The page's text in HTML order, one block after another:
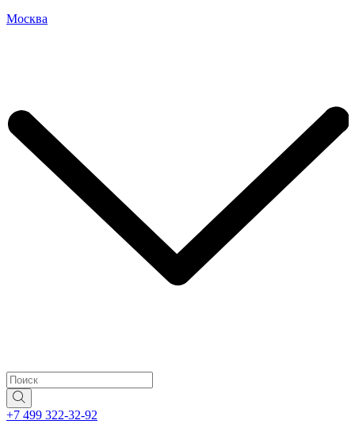
Москва
+7 499 322-32-92